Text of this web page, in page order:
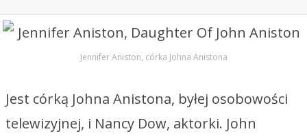
Jennifer Aniston, córka Johna Anistona
Jest córką Johna Anistona, byłej osobowości
telewizyjnej, i Nancy Dow, aktorki. John